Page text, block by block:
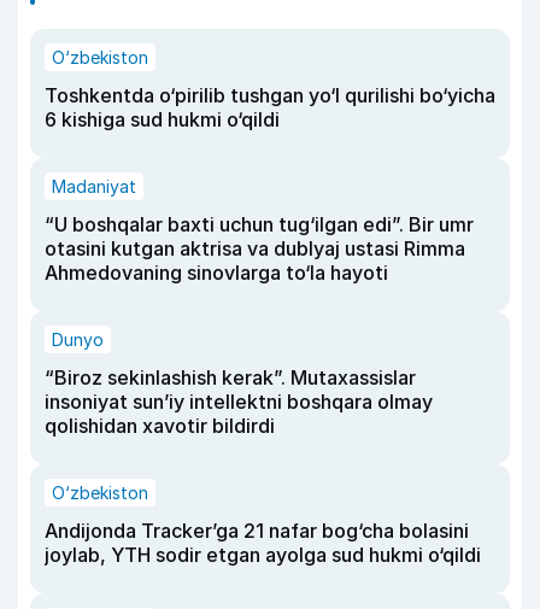
O‘zbekiston
Toshkentda o‘pirilib tushgan yo‘l qurilishi bo‘yicha
6 kishiga sud hukmi o‘qildi
Madaniyat
“U boshqalar baxti uchun tug‘ilgan edi”. Bir umr
otasini kutgan aktrisa va dublyaj ustasi Rimma
Ahmedovaning sinovlarga to‘la hayoti
Dunyo
“Biroz sekinlashish kerak”. Mutaxassislar
insoniyat sun’iy intellektni boshqara olmay
qolishidan xavotir bildirdi
O‘zbekiston
Andijonda Tracker’ga 21 nafar bog‘cha bolasini
joylab, YTH sodir etgan ayolga sud hukmi o‘qildi